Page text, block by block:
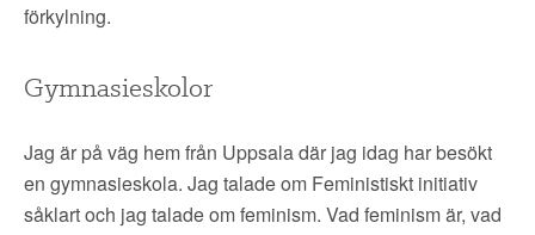
OM FI
FÖR MEDLEMMAR
NYHETER
förkylning.
Gymnasieskolor
Jag är på väg hem från Uppsala där jag idag har besökt
en gymnasieskola. Jag talade om Feministiskt initiativ
såklart och jag talade om feminism. Vad feminism är, vad